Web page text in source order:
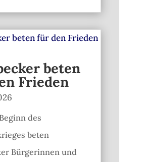
beten
Frieden
des
beten
Bürgerinnen und